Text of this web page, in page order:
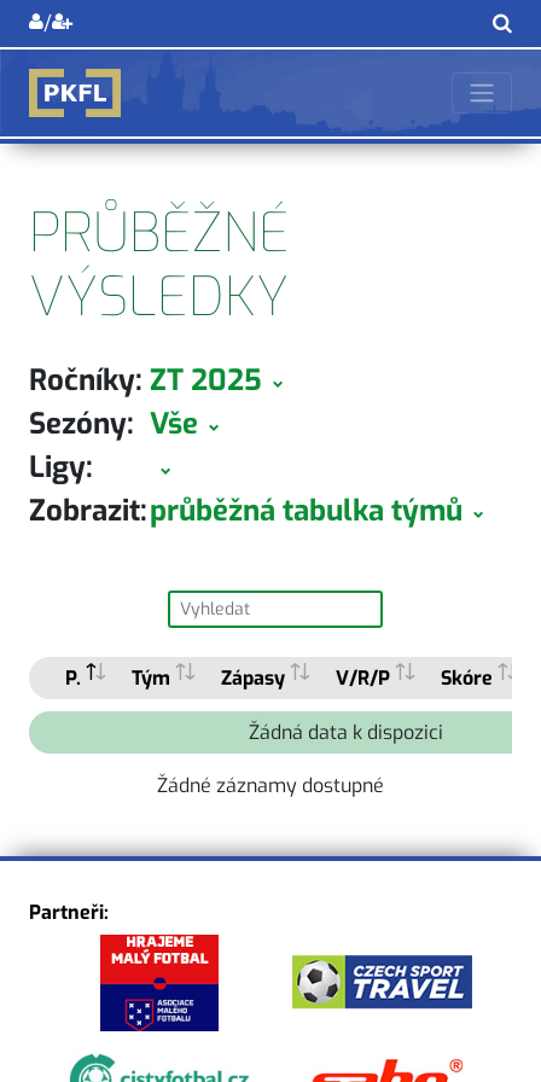
/
PRŮBĚŽNÉ
VÝSLEDKY
ZT 2025
Ročníky:
Vše
Sezóny:
Ligy:
průběžná tabulka týmů
Zobrazit:
P. Tým Zápasy V/R/P Skóre
Žádná data k dispozici
Žádné záznamy dostupné
Partneři: